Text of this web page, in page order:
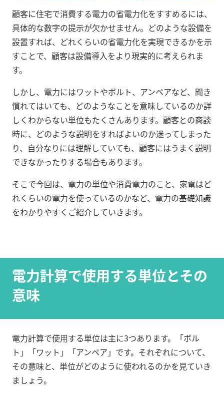
顧客に住宅で消費する電力の省電力化をすすめるには、
具体的な数字の提示が欠かせません。どのような設備を
設置すれば、どれくらいの省電力化を実現できるかを示
すことで、顧客は設備導入をより現実的に考えられま
す。
しかし、電力にはワットやボルト、アンペアなど、聞き
慣れてはいても、どのようなことを意味しているのか詳
しくわからない単位もたくさんあります。顧客との商談
時に、どのような説明をすればよいのか迷ってしまった
り、自分なりには理解していても、顧客にはうまく説明
できなかったりする場合もあります。
そこで今回は、電力の単位や消費電力のこと、家電はど
れくらいの電力を使っているのかなど、電力の基礎知識
をわかりやすくご紹介していきます。
電力計算で使用する単位とその
意味
電力計算で使用する単位は主に3つあります。「ボル
ト」「ワット」「アンペア」です。それぞれについて、
その意味と、単位がどのように使われるのかを見ていき
ましょう。